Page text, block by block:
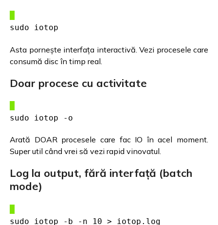
sudo iotop
Asta pornește interfața interactivă. Vezi procesele care
consumă disc în timp real.
Doar procese cu activitate
sudo iotop -o
Arată DOAR procesele care fac IO în acel moment.
Super util când vrei să vezi rapid vinovatul.
Log la output, fără interfață (batch
mode)
sudo iotop -b -n 10 > iotop.log